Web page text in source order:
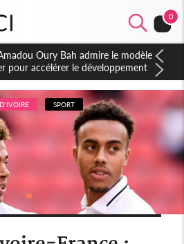
0
de la France pour le métro
nouveau coup d'accélérateur aux
SPORT